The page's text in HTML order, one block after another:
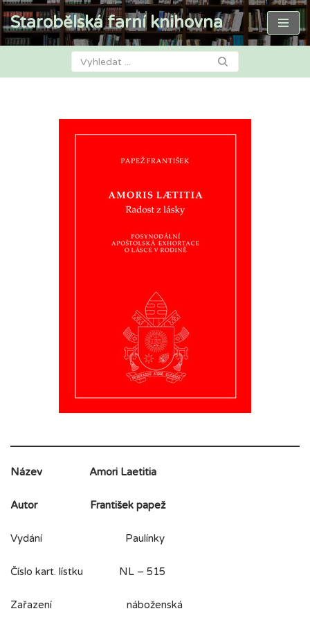
Přeskočit
Starobělská farní knihovna
Název Amori Laetitia
Autor František papež
Vydání Paulínky
Číslo kart. lístku NL – 515
Zařazení náboženská